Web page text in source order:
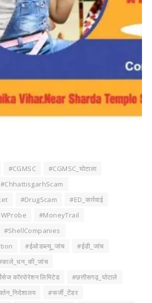
#CGMSC
#CGMSC_घोटाला
#ChhattisgarhScam
#DrugScam
#ED_कार्रवाई
#MoneyTrail
#ShellCompanies
#ईओडब्ल्यू_जांच
#ईडी_जांच
कॉरपोरेशन लिमिटेड
#छत्तीसगढ़_घोटाले
#फर्जी_टेंडर